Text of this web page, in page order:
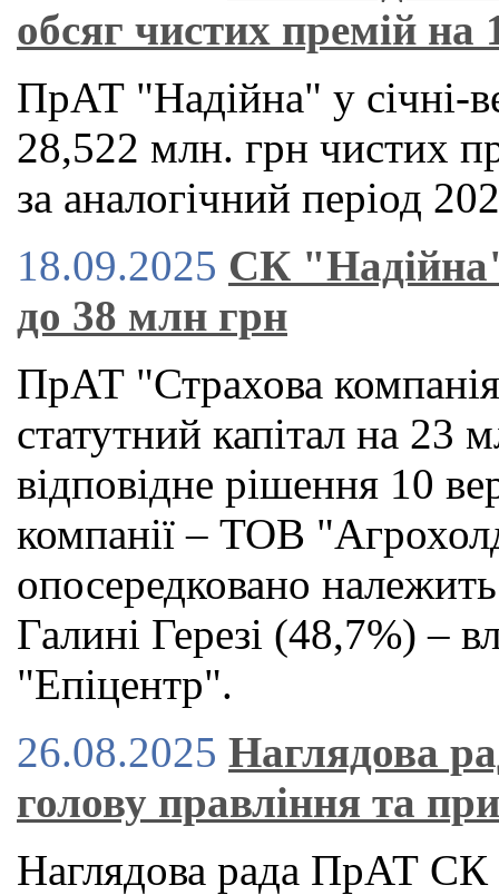
обсяг чистих премій
ПрАТ "Надійна" у січні-
28,522 млн. грн чистих
за аналогічний період
18.09.2025 СК "Надійна"
до 38 млн грн
ПрАТ "Страхова
статутний капітал на 23
відповідне рішення 10
компанії – ТОВ
опосередковано
Галині Герезі (48,7%) –
"Епіцентр".
26.08.2025 Наглядова
голову правління та
Наглядова рада ПрАТ